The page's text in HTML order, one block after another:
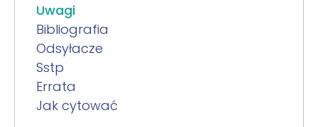
Uwagi
Bibliografia
Odsyłacze
Sstp
Errata
Jak cytować